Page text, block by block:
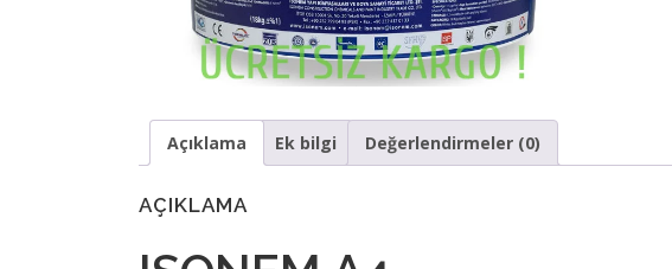
Açıklama Ek bilgi Değerlendirmeler (0)
AÇIKLAMA